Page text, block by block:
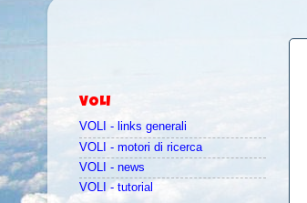
VOLI
VOLI - links generali
VOLI - motori di ricerca
VOLI - news
VOLI - tutorial